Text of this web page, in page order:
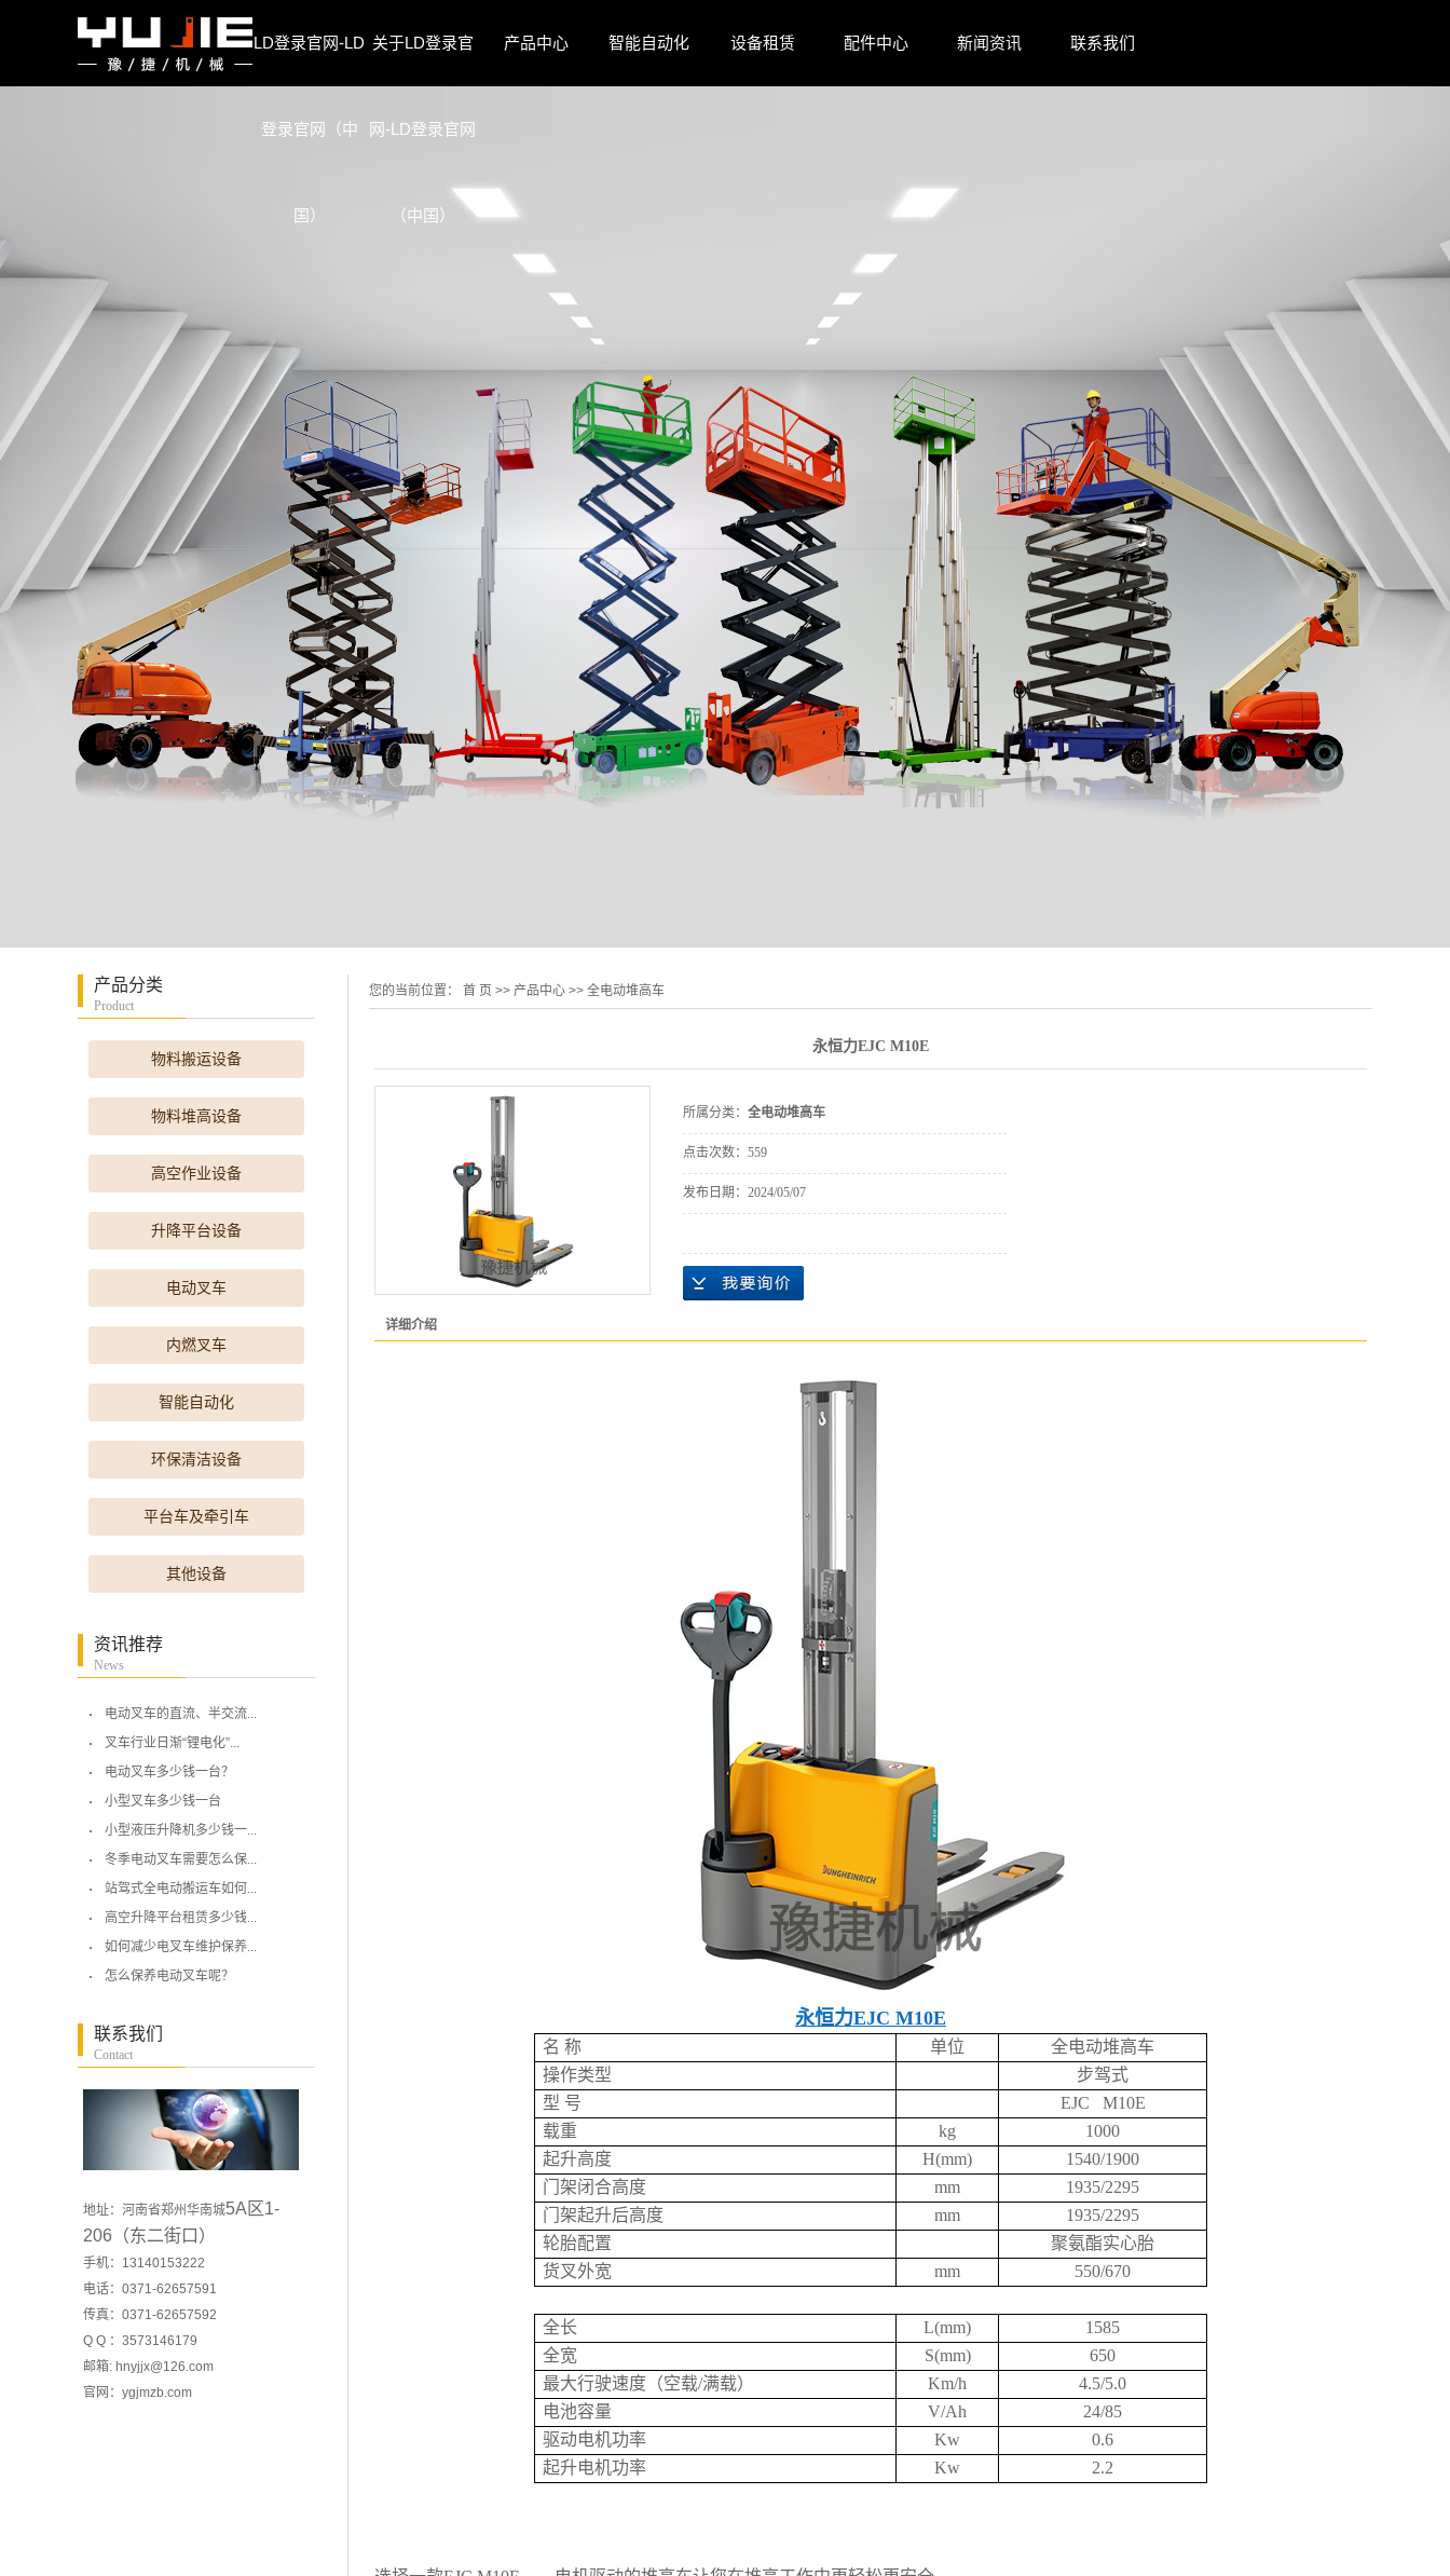
LD登录官网-LD
登录官网（中
国）
关于LD登录官
网-LD登录官网
（中国）
产品中心 智能自动化 设备租赁 配件中心 新闻资讯 联系我们
产品分类
Product
物料搬运设备
物料堆高设备
高空作业设备
升降平台设备
电动叉车
内燃叉车
智能自动化
环保清洁设备
平台车及牵引车
其他设备
资讯推荐
News
电动叉车的直流、半交流...
叉车行业日渐“锂电化”...
电动叉车多少钱一台？
小型叉车多少钱一台
小型液压升降机多少钱一...
冬季电动叉车需要怎么保...
站驾式全电动搬运车如何...
高空升降平台租赁多少钱...
如何减少电叉车维护保养...
怎么保养电动叉车呢？
联系我们
Contact
地址：河南省郑州华南城5A区1-
206（东二街口）
手机：13140153222
电话：0371-62657591
传真：0371-62657592
Q Q ：3573146179
邮箱: hnyjjx@126.com
官网： ygjmzb.com
您的当前位置： 首 页 >> 产品中心 >> 全电动堆高车
永恒力EJC M10E
所属分类： 全电动堆高车
点击次数： 559
发布日期： 2024/05/07
详细介绍
永恒力EJC M10E
名 称 单位
全电动堆高车
操作类型
步驾式
型 号
EJC M10E
载重
kg
1000
起升高度
H(mm)
1540/1900
门架闭合高度
mm
1935/2295
门架起升后高度
mm
1935/2295
轮胎配置
聚氨酯实心胎
货叉外宽
mm 550/670
全长 L(mm)
1585
全宽
S(mm)
650
最大行驶速度（空载/满载）
Km/h
4.5/5.0
电池容量
V/Ah
24/85
驱动电机功率
Kw
0.6
起升电机功率
Kw 2.2